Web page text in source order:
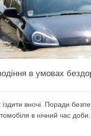
в умовах
їздити вночі. Поради
в нічний час доби.